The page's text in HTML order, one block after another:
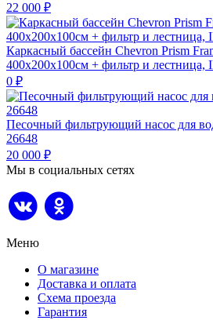
22 000 ₽
Каркасный бассейн Chevron Prism
400х200х100см + фильтр и лестница,
0 ₽
Песочный фильтрующий насос для
26648
20 000 ₽
Мы в социальных сетях
Меню
О магазине
Доставка и оплата
Схема проезда
Гарантия